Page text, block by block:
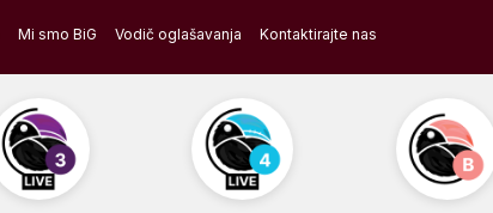
Mi smo BiG Vodič oglašavanja Kontaktirajte nas